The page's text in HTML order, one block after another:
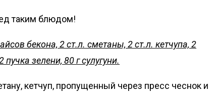
таким блюдом!
бекона, 2 ст.л. сметаны, 2 ст.л. кетчупа, 2
зелени, 80 г сулугуни.
кетчуп, пропущенный через пресс чеснок и